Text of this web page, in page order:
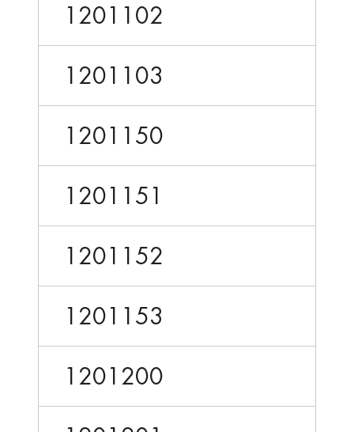
1201102
1201103
1201150
1201151
1201152
1201153
1201200